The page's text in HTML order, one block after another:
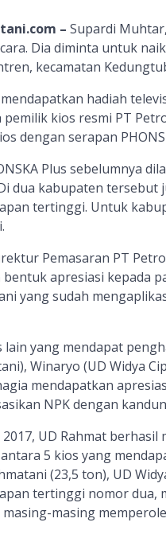
– Supardi
Dia diminta untuk
kecamatan
hadiah
pemilik kios resmi PT
dengan serapan
Plus sebelumnya
dua kabupaten tersebut
tertinggi. Untuk
Pemasaran PT
apresiasi kepada
yang sudah
lain yang mendapat
Winaryo (UD Widya
mendapatkan
NPK dengan
UD Rahmat berhasil
5 kios yang
(23,5 ton), UD
tertinggi nomor dua,
masing